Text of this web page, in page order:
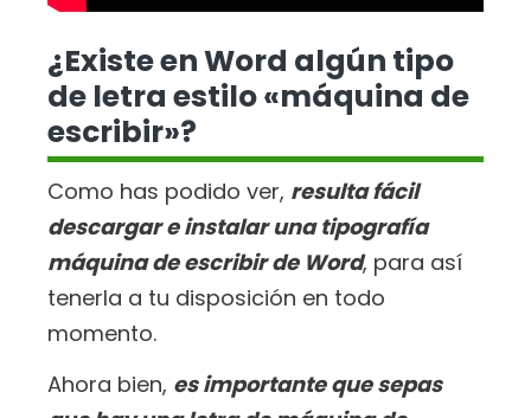
¿Existe en Word algún tipo
de letra estilo «máquina de
escribir»?
Como has podido ver, resulta fácil
descargar e instalar una tipografía
máquina de escribir de Word, para así
tenerla a tu disposición en todo
momento.
Ahora bien, es importante que sepas